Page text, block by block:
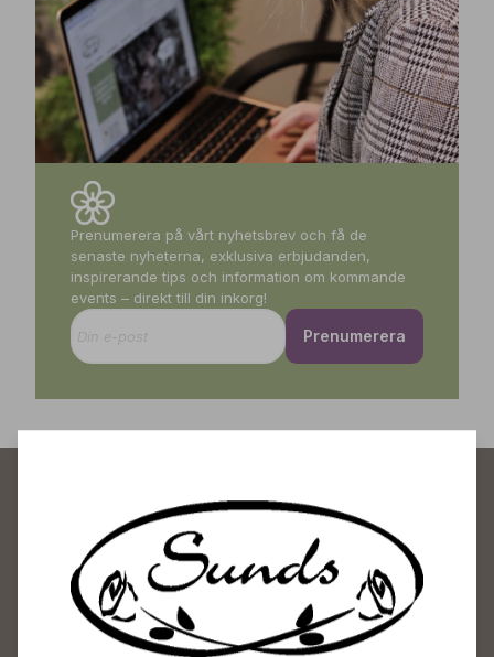
Prenumerera på vårt nyhetsbrev och få de
senaste nyheterna, exklusiva erbjudanden,
inspirerande tips och information om kommande
events – direkt till din inkorg!
Prenumerera
Sunds Trädgårdscenter